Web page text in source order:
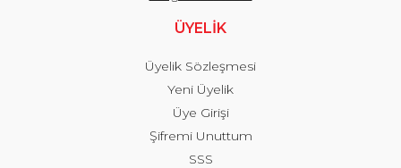
ÜYELİK
Üyelik Sözleşmesi
Yeni Üyelik
Üye Girişi
Şifremi Unuttum
SSS